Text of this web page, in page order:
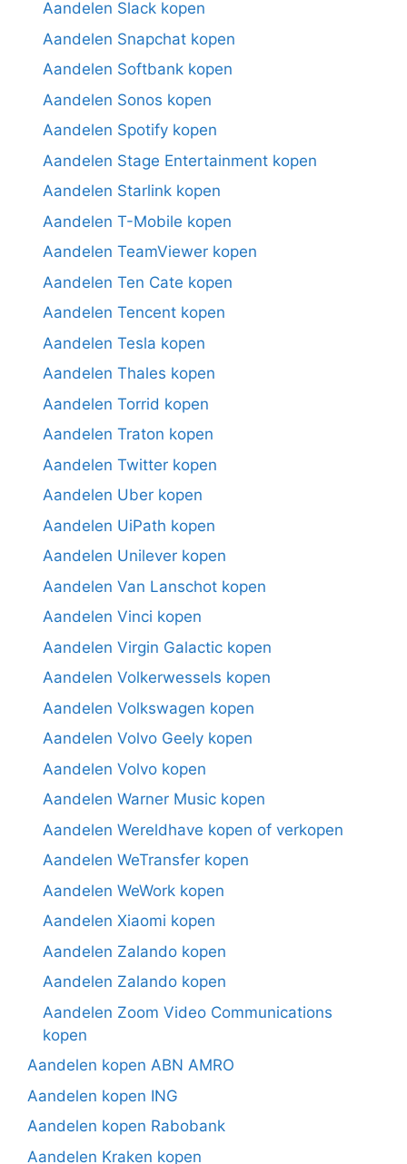
Aandelen Slack kopen
Aandelen Snapchat kopen
Aandelen Softbank kopen
Aandelen Sonos kopen
Aandelen Spotify kopen
Aandelen Stage Entertainment kopen
Aandelen Starlink kopen
Aandelen T-Mobile kopen
Aandelen TeamViewer kopen
Aandelen Ten Cate kopen
Aandelen Tencent kopen
Aandelen Tesla kopen
Aandelen Thales kopen
Aandelen Torrid kopen
Aandelen Traton kopen
Aandelen Twitter kopen
Aandelen Uber kopen
Aandelen UiPath kopen
Aandelen Unilever kopen
Aandelen Van Lanschot kopen
Aandelen Vinci kopen
Aandelen Virgin Galactic kopen
Aandelen Volkerwessels kopen
Aandelen Volkswagen kopen
Aandelen Volvo Geely kopen
Aandelen Volvo kopen
Aandelen Warner Music kopen
Aandelen Wereldhave kopen of verkopen
Aandelen WeTransfer kopen
Aandelen WeWork kopen
Aandelen Xiaomi kopen
Aandelen Zalando kopen
Aandelen Zalando kopen
Aandelen Zoom Video Communications
kopen
Aandelen kopen ABN AMRO
Aandelen kopen ING
Aandelen kopen Rabobank
Aandelen Kraken kopen